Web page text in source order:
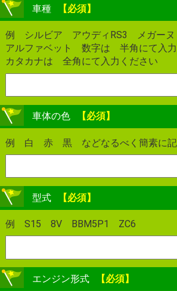
車種 【必須】
例 シルビア アウディRS3 メガー
アルファベット 数字は 半角にて入力
カタカナは 全角にて入力ください
車体の色 【必須】
例 白 赤 黒 などなるべく簡素に記
型式 【必須】
例 S15 8V BBM5P1 ZC6
エンジン形式 【必須】